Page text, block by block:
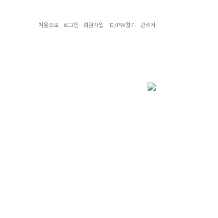
처음으로 로그인 회원가입 ID/PW찾기 관리자